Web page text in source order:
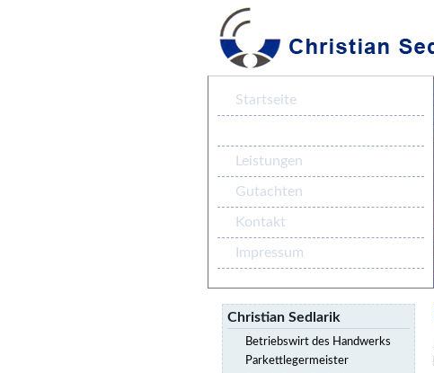
Startseite
Leistungen
Gutachten
Kontakt
Impressum
Christian Sedlarik
Betriebswirt des Handwerks
Parkettlegermeister